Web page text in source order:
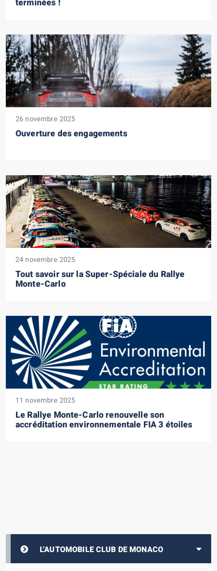
L'AUTOMOBILE CLUB DE MONACO
terminées !
26 novembre 2025
Ouverture des engagements
24 novembre 2025
Tout savoir sur la Super-Spéciale du Rallye
Monte-Carlo
11 novembre 2025
Le Rallye Monte-Carlo renouvelle son
accréditation environnementale FIA 3 étoiles